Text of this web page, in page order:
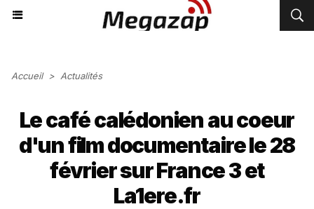
Accueil > Actualités
Le café calédonien au coeur
d'un film documentaire le 28
février sur France 3 et
La1ere.fr